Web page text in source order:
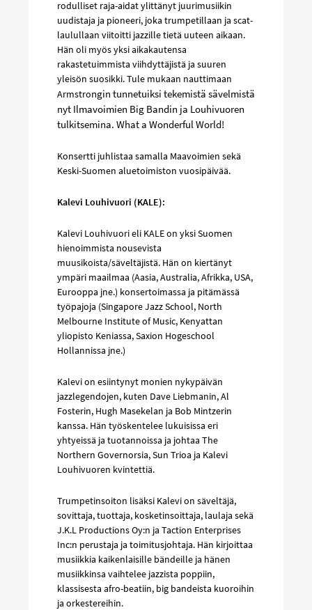
rodulliset raja-aidat ylittänyt juurimusiikin
uudistaja ja pioneeri, joka trumpetillaan ja scat-
laulullaan viitoitti jazzille tietä uuteen aikaan.
Hän oli myös yksi aikakautensa
rakastetuimmista viihdyttäjistä ja suuren
yleisön suosikki. Tule mukaan nauttimaan
Armstrongin tunnetuiksi tekemistä sävelmistä
nyt Ilmavoimien Big Bandin ja Louhivuoren
tulkitsemina. What a Wonderful World!
Konsertti juhlistaa samalla Maavoimien sekä
Keski-Suomen aluetoimiston vuosipäivää.
Kalevi Louhivuori (KALE):
Kalevi Louhivuori eli KALE on yksi Suomen
hienoimmista nousevista
muusikoista/säveltäjistä. Hän on kiertänyt
ympäri maailmaa (Aasia, Australia, Afrikka, USA,
Eurooppa jne.) konsertoimassa ja pitämässä
työpajoja (Singapore Jazz School, North
Melbourne Institute of Music, Kenyattan
yliopisto Keniassa, Saxion Hogeschool
Hollannissa jne.)
Kalevi on esiintynyt monien nykypäivän
jazzlegendojen, kuten Dave Liebmanin, Al
Fosterin, Hugh Masekelan ja Bob Mintzerin
kanssa. Hän työskentelee lukuisissa eri
yhtyeissä ja tuotannoissa ja johtaa The
Northern Governorsia, Sun Trioa ja Kalevi
Louhivuoren kvintettiä.
Trumpetinsoiton lisäksi Kalevi on säveltäjä,
sovittaja, tuottaja, kosketinsoittaja, laulaja sekä
J.K.L Productions Oy:n ja Taction Enterprises
Inc:n perustaja ja toimitusjohtaja. Hän kirjoittaa
musiikkia kaikenlaisille bändeille ja hänen
musiikkinsa vaihtelee jazzista poppiin,
klassisesta afro-beatiin, big bandeista kuoroihin
ja orkestereihin.